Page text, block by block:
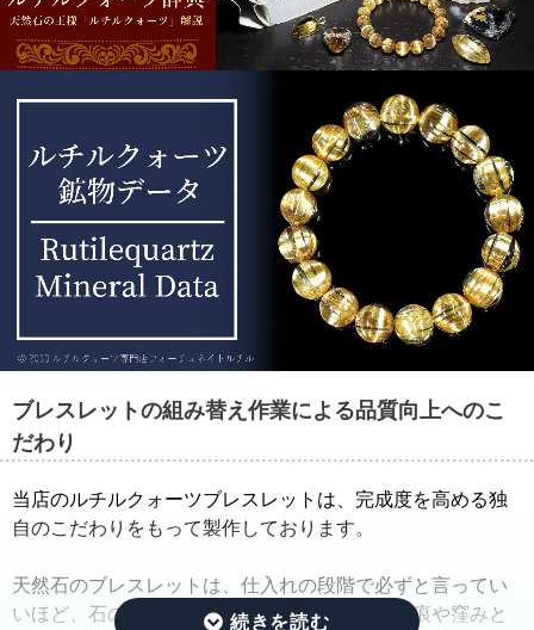
ご注文商品の宝石鑑別書をご用意す
ることもできます。
ブレスレットの組み替え作業による品質向上へのこ
だわり
当店のルチルクォーツブレスレットは、完成度を高める独
自のこだわりをもって製作しております。
天然石のブレスレットは、仕入れの段階で必ずと言ってい
いほど、石の品質のバラつきが生じ、クラック痕や窪みと